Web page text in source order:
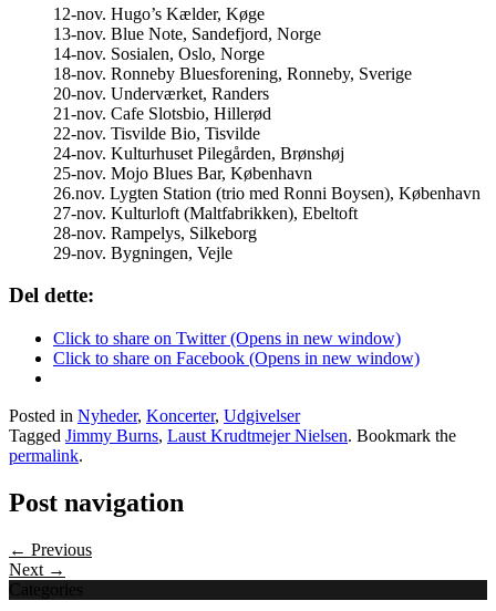
12-nov. Hugo’s Kælder, Køge
13-nov. Blue Note, Sandefjord, Norge
14-nov. Sosialen, Oslo, Norge
18-nov. Ronneby Bluesforening, Ronneby, Sverige
20-nov. Underværket, Randers
21-nov. Cafe Slotsbio, Hillerød
22-nov. Tisvilde Bio, Tisvilde
24-nov. Kulturhuset Pilegården, Brønshøj
25-nov. Mojo Blues Bar, København
26.nov. Lygten Station (trio med Ronni Boysen), København
27-nov. Kulturloft (Maltfabrikken), Ebeltoft
28-nov. Rampelys, Silkeborg
29-nov. Bygningen, Vejle
Del dette:
Click to share on Twitter (Opens in new window)
Click to share on Facebook (Opens in new window)
Posted in Nyheder, Koncerter, Udgivelser
Tagged Jimmy Burns, Laust Krudtmejer Nielsen. Bookmark the
permalink.
Post navigation
← Previous
Next →
Categories